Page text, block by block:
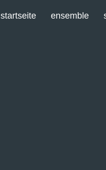
startseite ensemble